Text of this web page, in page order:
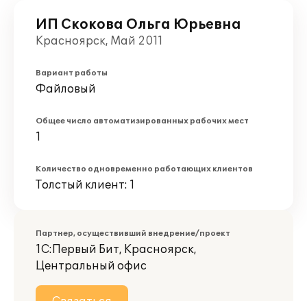
ИП Скокова Ольга Юрьевна
Красноярск, Май 2011
Вариант работы
Файловый
Общее число автоматизированных рабочих мест
1
Количество одновременно работающих клиентов
Толстый клиент: 1
Партнер, осуществивший внедрение/проект
1С:Первый Бит, Красноярск,
Центральный офис